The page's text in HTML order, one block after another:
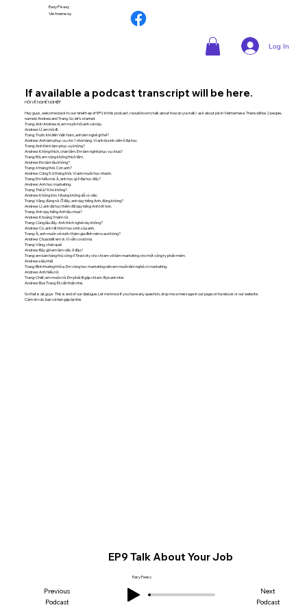
Easy Peasy
Vietnamesy
Log In
If available a podcast transcript will be here.
HỎI VỀ NGHỀ NGHIỆP
Hey guys, welcome back to our nineth ep of EPV. In this podcast, I would love to talk about how do you talk/ ask about job in Vietnamese. There will be 2 people,
named: Andrew and Trang. So, let’s started:
Trang: Anh Andrew ơi, em muốn hỏi anh cái này.
Andrew: Ừ, em hỏi đi.
Trang: Trước khi đến Việt Nam, anh làm nghề gì thế?
Andrew: Anh làm phục vụ cho 1 nhà hàng. Vì anh là sinh viên ở đại học.
Trang: Anh thích làm phục vụ không?
Andrew: Không thích, chán lắm. Em làm nghề phục vụ chưa?
Trang: Rồi, em cũng không thích lắm.
Andrew: Em làm lâu không?
Trang: 6 tháng thôi. Còn anh?
Andrew: Cũng 5-6 tháng thôi. Vì anh muốn học nhanh.
Trang: Em hiểu mà. À, anh học gì ở đại học đấy?
Andrew: Anh học marketing.
Trang: Thế à? Khó không?
Andrew: Không khó. Nhưng không dễ có việc.
Trang: Vâng, đúng rồi. Ở đây, anh dạy tiếng Anh, đúng không?
Andrew: Ừ, anh đã học thêm để dạy tiếng Anh tốt hơn.
Trang: Anh dạy tiếng Anh lâu chưa?
Andrew: Khoảng 3 năm rồi.
Trang: Cũng lâu đấy. Anh thích nghề này không?
Andrew: Có, anh rất thích học sinh của anh.
Trang: À, anh muốn về nước thăm gia đình năm sau không?
Andrew: Chưa biết em ơi. Vì vẫn covid mà.
Trang: Vâng, chán quá!
Andrew: Bây giờ em làm việc ở đâu?
Trang: em bán hàng thủ công ở Tired city cho chị em với làm marketing cho một công ty phần mềm.
Andrew: siêu thế!
Trang: Bình thường thôi ạ. Em cũng học marketing nên em muốn làm nghề có marketing.
Andrew: Anh hiểu rồi.
Trang: Chết, em muộn rồi. Em phải đi gặp chị em. Bye anh nhé.
Andrew: Bye Trang. Đi cẩn thận nhé.
So that is all, guys. This is end of our dialogue. Let me know if you have any question, drop me a message in our page on facebook or our website.
Cám ơn các bạn và hẹn gặp lại nhé.
Previous
Podcast
EP9 Talk About Your Job
Easy Peasy
Next
Podcast